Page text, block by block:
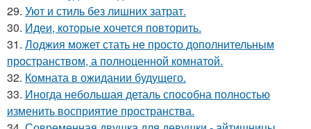
29. Уют и стиль без лишних затрат.
30. Идеи, которые хочется повторить.
31. Лоджия может стать не просто дополнительным
пространством, а полноценной комнатой.
32. Комната в ожидании будущего.
33. Иногда небольшая деталь способна полностью
изменить восприятие пространства.